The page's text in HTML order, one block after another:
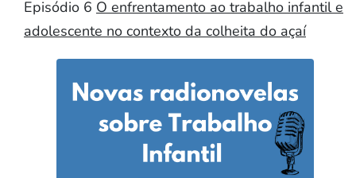
Episódio 6 O enfrentamento ao trabalho infantil e
adolescente no contexto da colheita do açaí